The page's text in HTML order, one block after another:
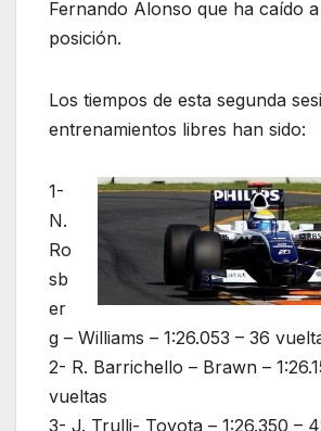
Fernando Alonso que ha caído
posición.
Los tiempos de esta segunda
entrenamientos libres han sido:
1-
N.
Ro
sb
er
g – Williams – 1:26.053 – 36
2- R. Barrichello – Brawn –
vueltas
3- J. Trulli- Toyota – 1:26.350 –